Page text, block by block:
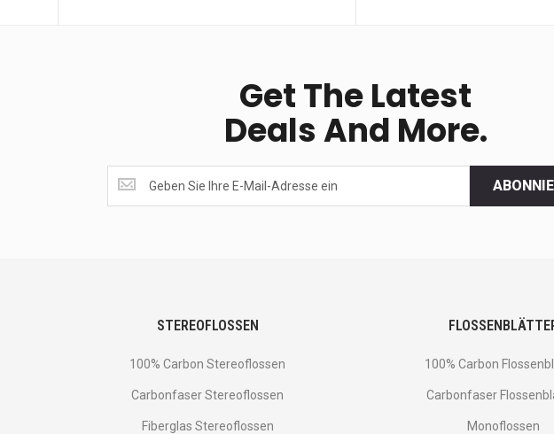
Get The Latest
Deals And More.
the
latest
STEREOFLOSSEN
100% Carbon Stereoflossen
Carbonfaser Stereoflossen
Fiberglas Stereoflossen
100% Carbon
Carbonfaser
Monoflossen